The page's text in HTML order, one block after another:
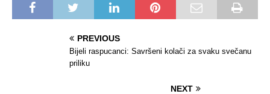
PREVIOUS
Bijeli raspucanci: Savršeni kolači za svaku svečanu
priliku
NEXT